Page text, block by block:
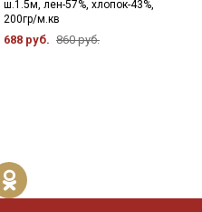
ш.1.5м, лен-57%, хлопок-43%,
200гр/м.кв
688 руб. 860 руб.